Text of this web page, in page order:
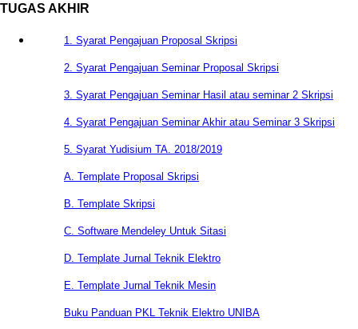
TUGAS AKHIR
1. Syarat Pengajuan Proposal Skripsi
2. Syarat Pengajuan Seminar Proposal Skripsi
3. Syarat Pengajuan Seminar Hasil atau seminar 2 Skripsi
4. Syarat Pengajuan Seminar Akhir atau Seminar 3 Skripsi
5. Syarat Yudisium TA. 2018/2019
A. Template Proposal Skripsi
B. Template Skripsi
C. Software Mendeley Untuk Sitasi
D. Template Jurnal Teknik Elektro
E. Template Jurnal Teknik Mesin
Buku Panduan PKL Teknik Elektro UNIBA